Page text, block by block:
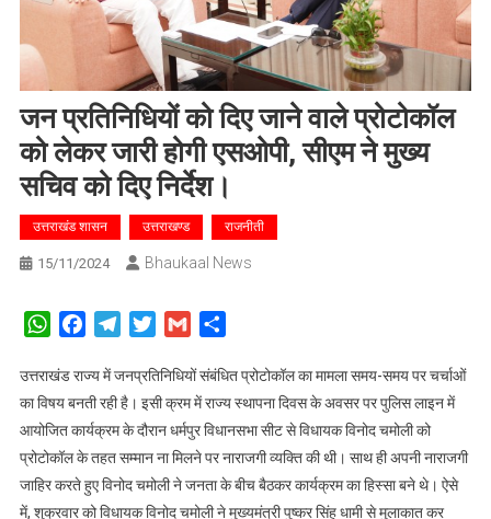
जन प्रतिनिधियों को दिए जाने वाले प्रोटोकॉल
को लेकर जारी होगी एसओपी, सीएम ने मुख्य
सचिव को दिए निर्देश।
उत्तराखंड शासन उत्तराखण्ड राजनीती
15/11/2024 Bhaukaal News
WhatsAppFacebookTelegramTwitterGmail
उत्तराखंड राज्य में जनप्रतिनिधियों संबंधित प्रोटोकॉल का मामला समय-समय पर चर्चाओं
का विषय बनती रही है। इसी क्रम में राज्य स्थापना दिवस के अवसर पर पुलिस लाइन में
आयोजित कार्यक्रम के दौरान धर्मपुर विधानसभा सीट से विधायक विनोद चमोली को
प्रोटोकॉल के तहत सम्मान ना मिलने पर नाराजगी व्यक्ति की थी। साथ ही अपनी नाराजगी
जाहिर करते हुए विनोद चमोली ने जनता के बीच बैठकर कार्यक्रम का हिस्सा बने थे। ऐसे
में, शुक्रवार को विधायक विनोद चमोली ने मुख्यमंत्री पुष्कर सिंह धामी से मुलाकात कर